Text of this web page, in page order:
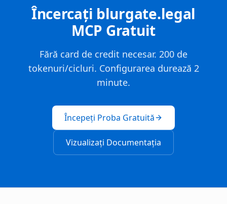
Încercați blurgate.legal
MCP Gratuit
Fără card de credit necesar. 200 de
tokenuri/cicluri. Configurarea durează 2
minute.
Începeți Proba Gratuită
Vizualizați Documentația